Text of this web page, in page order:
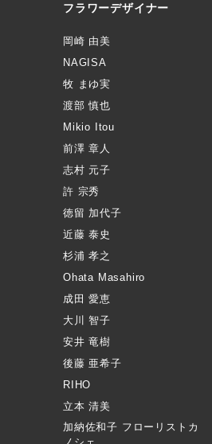
フラワーデザイナー
岡崎 由美
NAGISA
牧 まゆ実
渡部 慎也
Mikio Itou
前澤 章人
志村 元子
許 宗秀
徳留 加代子
近藤 泰史
杉浦 孝之
Ohata Masahiro
成田 愛恵
大川 智子
安井 竜樹
後藤 亜希子
RIHO
立本 清美
加納佐和子 フローリストカ